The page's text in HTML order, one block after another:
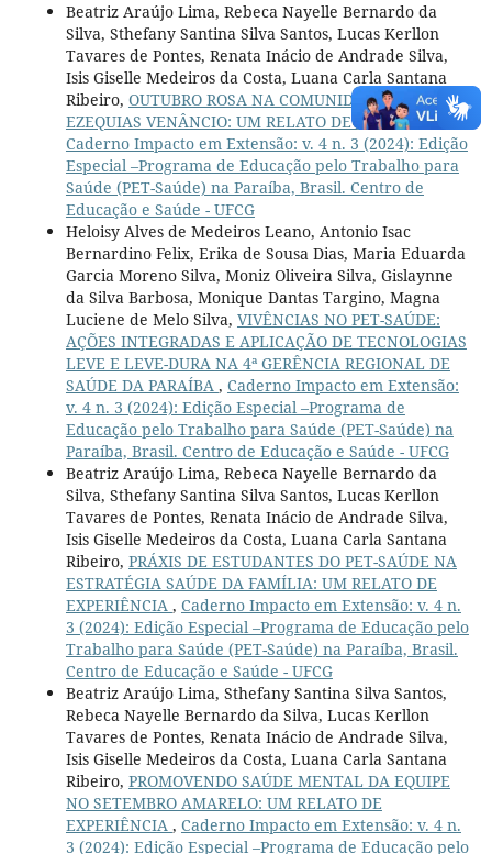
Beatriz Araújo Lima, Rebeca Nayelle Bernardo da
Silva, Sthefany Santina Silva Santos, Lucas Kerllon
Tavares de Pontes, Renata Inácio de Andrade Silva,
Isis Giselle Medeiros da Costa, Luana Carla Santana
Ribeiro, OUTUBRO ROSA NA COMUNIDADE DA UBSF
EZEQUIAS VENÂNCIO: UM RELATO DE EXPERIÊNCIA,
Caderno Impacto em Extensão: v. 4 n. 3 (2024): Edição
Especial –Programa de Educação pelo Trabalho para
Saúde (PET-Saúde) na Paraíba, Brasil. Centro de
Educação e Saúde - UFCG
Heloisy Alves de Medeiros Leano, Antonio Isac
Bernardino Felix, Erika de Sousa Dias, Maria Eduarda
Garcia Moreno Silva, Moniz Oliveira Silva, Gislaynne
da Silva Barbosa, Monique Dantas Targino, Magna
Luciene de Melo Silva, VIVÊNCIAS NO PET-SAÚDE:
AÇÕES INTEGRADAS E APLICAÇÃO DE TECNOLOGIAS
LEVE E LEVE-DURA NA 4ª GERÊNCIA REGIONAL DE
SAÚDE DA PARAÍBA , Caderno Impacto em Extensão:
v. 4 n. 3 (2024): Edição Especial –Programa de
Educação pelo Trabalho para Saúde (PET-Saúde) na
Paraíba, Brasil. Centro de Educação e Saúde - UFCG
Beatriz Araújo Lima, Rebeca Nayelle Bernardo da
Silva, Sthefany Santina Silva Santos, Lucas Kerllon
Tavares de Pontes, Renata Inácio de Andrade Silva,
Isis Giselle Medeiros da Costa, Luana Carla Santana
Ribeiro, PRÁXIS DE ESTUDANTES DO PET-SAÚDE NA
ESTRATÉGIA SAÚDE DA FAMÍLIA: UM RELATO DE
EXPERIÊNCIA , Caderno Impacto em Extensão: v. 4 n.
3 (2024): Edição Especial –Programa de Educação pelo
Trabalho para Saúde (PET-Saúde) na Paraíba, Brasil.
Centro de Educação e Saúde - UFCG
Beatriz Araújo Lima, Sthefany Santina Silva Santos,
Rebeca Nayelle Bernardo da Silva, Lucas Kerllon
Tavares de Pontes, Renata Inácio de Andrade Silva,
Isis Giselle Medeiros da Costa, Luana Carla Santana
Ribeiro, PROMOVENDO SAÚDE MENTAL DA EQUIPE
NO SETEMBRO AMARELO: UM RELATO DE
EXPERIÊNCIA , Caderno Impacto em Extensão: v. 4 n.
3 (2024): Edição Especial –Programa de Educação pelo